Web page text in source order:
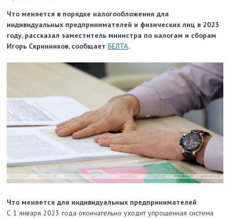
Что меняется в порядке налогообложения для
индивидуальных предпринимателей и физических лиц в 2023
году, рассказал заместитель министра по налогам и сборам
Игорь Скринников, сообщаетБЕЛТА.
Что меняется для индивидуальных предпринимателей
С 1 января 2023 года окончательно уходит упрощенная система